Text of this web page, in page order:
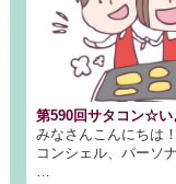
第590回サタコン☆い
みなさんこんにちは
コンシェル、パーソ
…